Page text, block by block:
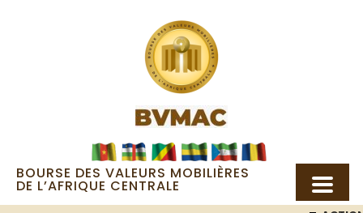
BOURSE DES VALEURS MOBILIÈRES
DE L’AFRIQUE CENTRALE